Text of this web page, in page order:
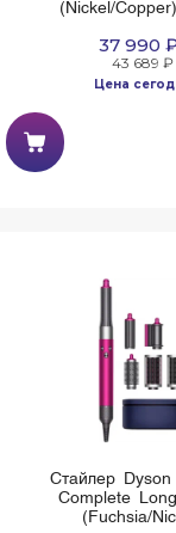
(Nickel/
37 990
43 689 ₽
Цена
Стайлер Dyson
Complete
(Fuchsia/